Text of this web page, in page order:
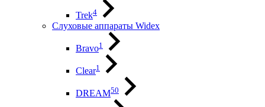
Trek4
Слуховые аппараты Widex
Bravo1
Clear1
DREAM50